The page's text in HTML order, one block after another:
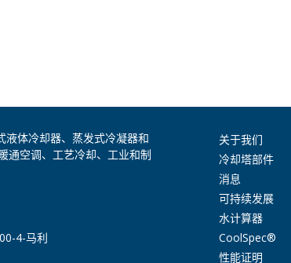
液体冷却器、蒸发式冷凝器和
通空调、工艺冷却、工业和制
4-马利
关于我们
冷却塔部件
消息
可持续发展
水计算器
CoolSpec®
性能证明